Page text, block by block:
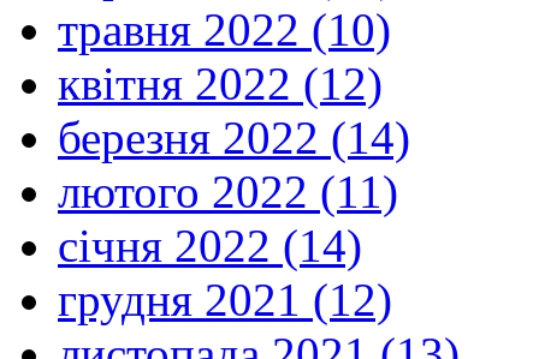
травня 2022 (10)
квітня 2022 (12)
березня 2022 (14)
лютого 2022 (11)
січня 2022 (14)
грудня 2021 (12)